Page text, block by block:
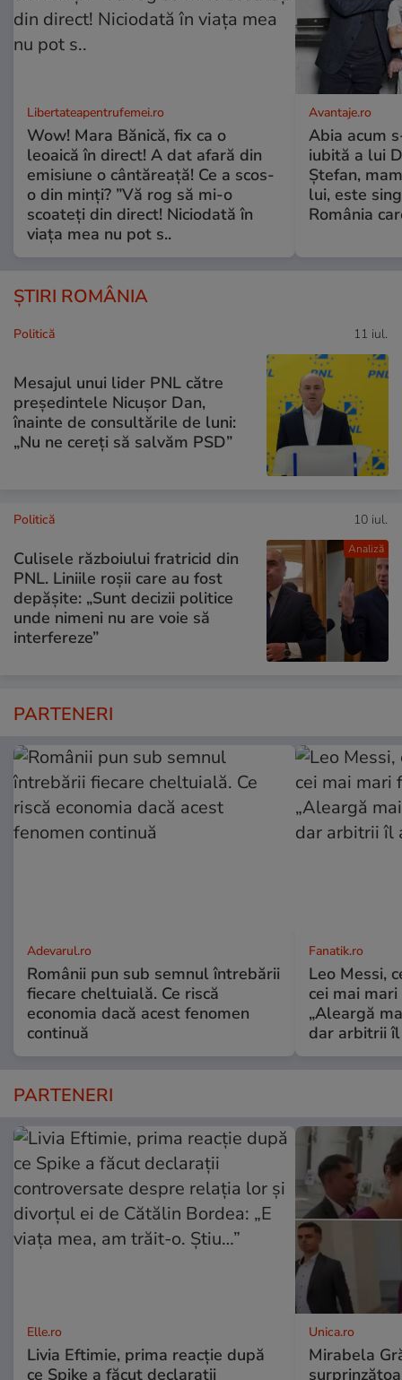
Libertateapentrufemei.ro
Wow! Mara Bănică, fix ca o
leoaică în direct! A dat afară din
emisiune o cântăreață! Ce a scos-
o din minți? ”Vă rog să mi-o
scoateți din direct! Niciodată în
viața mea nu pot s..
Avantaje.ro
Abia acum
iubită a lui
Ștefan,
lui, este
România
ȘTIRI ROMÂNIA
Politică 11 iul.
Mesajul unui lider PNL către
președintele Nicușor Dan,
înainte de consultările de luni:
„Nu ne cereți să salvăm PSD”
Analiză
Politică 10 iul.
Culisele războiului fratricid din
PNL. Liniile roșii care au fost
depășite: „Sunt decizii politice
unde nimeni nu are voie să
interfereze”
PARTENERI
Adevarul.ro
Românii pun sub semnul întrebării
fiecare cheltuială. Ce riscă
economia dacă acest fenomen
continuă
Fanatik.ro
Leo Messi,
cei mai
„Aleargă
dar arbitrii îl
PARTENERI
Elle.ro
Livia Eftimie, prima reacție după
ce Spike a făcut declarații
Unica.ro
Mirabela